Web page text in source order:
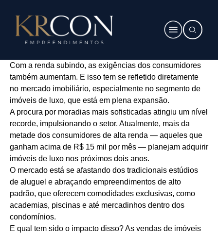
Com a renda subindo, as exigências dos consumidores
também aumentam. E isso tem se refletido diretamente
no mercado imobiliário, especialmente no segmento de
imóveis de luxo, que está em plena expansão.
A procura por moradias mais sofisticadas atingiu um nível
recorde, impulsionando o setor. Atualmente, mais da
metade dos consumidores de alta renda — aqueles que
ganham acima de R$ 15 mil por mês — planejam adquirir
imóveis de luxo nos próximos dois anos.
O mercado está se afastando dos tradicionais estúdios
de aluguel e abraçando empreendimentos de alto
padrão, que oferecem comodidades exclusivas, como
academias, piscinas e até mercadinhos dentro dos
condomínios.
E qual tem sido o impacto disso? As vendas de imóveis